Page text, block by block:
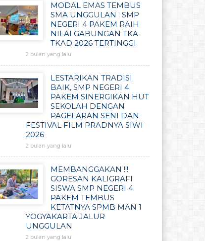
MODAL EMAS TEMBUS
SMA UNGGULAN : SMP
NEGERI 4 PAKEM RAIH
NILAI GABUNGAN TKA-
TKAD 2026 TERTINGGI
2 bulan yang lalu
LESTARIKAN TRADISI
BAIK, SMP NEGERI 4
PAKEM SINERGIKAN HUT
SEKOLAH DENGAN
PAGELARAN SENI DAN
FESTIVAL FILM PRADNYA SIWI
2026
2 bulan yang lalu
MEMBANGGAKAN !!!
GORESAN KALIGRAFI
SISWA SMP NEGERI 4
PAKEM TEMBUS
KETATNYA SPMB MAN 1
YOGYAKARTA JALUR
UNGGULAN
2 bulan yang lalu